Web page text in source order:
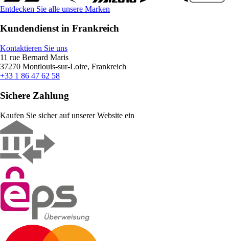
Entdecken Sie alle unsere Marken
Kundendienst in Frankreich
Kontaktieren Sie uns
11 rue Bernard Maris
37270 Montlouis-sur-Loire, Frankreich
+33 1 86 47 62 58
Sichere Zahlung
Kaufen Sie sicher auf unserer Website ein